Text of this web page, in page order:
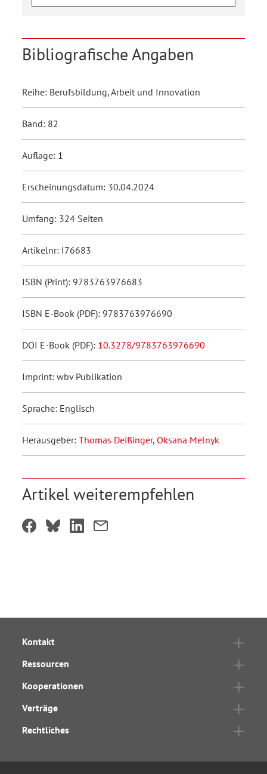
Bibliografische Angaben
Reihe: Berufsbildung, Arbeit und Innovation
Band: 82
Auflage: 1
Erscheinungsdatum: 30.04.2024
Umfang: 324 Seiten
Artikelnr: I76683
ISBN (Print): 9783763976683
ISBN E-Book (PDF): 9783763976690
DOI E-Book (PDF): 10.3278/9783763976690
Imprint: wbv Publikation
Sprache: Englisch
Herausgeber: Thomas Deißinger, Oksana Melnyk
Artikel weiterempfehlen
Kontakt
Ressourcen
Kooperationen
Verträge
Rechtliches